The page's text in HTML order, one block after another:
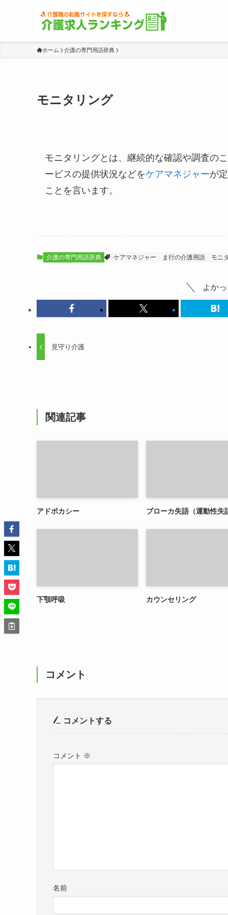
ホーム 介護の専門用語辞典
モニタリング
モニタリングとは、継続的な確認や調査の
ービスの提供状況などをケアマネジャーが
ことを言います。
介護の専門用語辞典 ケアマネジャー ま行の介護用語 モニ
よか
見守り介護
関連記事
アドボカシー ブローカ失語（運動性失
下顎呼吸 カウンセリング
コメント
コメントする
コメント ※
名前